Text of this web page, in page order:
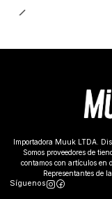
Importadora Muuk LTDA.
Somos proveedores de
contamos con artículos en
Representantes de
Síguenos